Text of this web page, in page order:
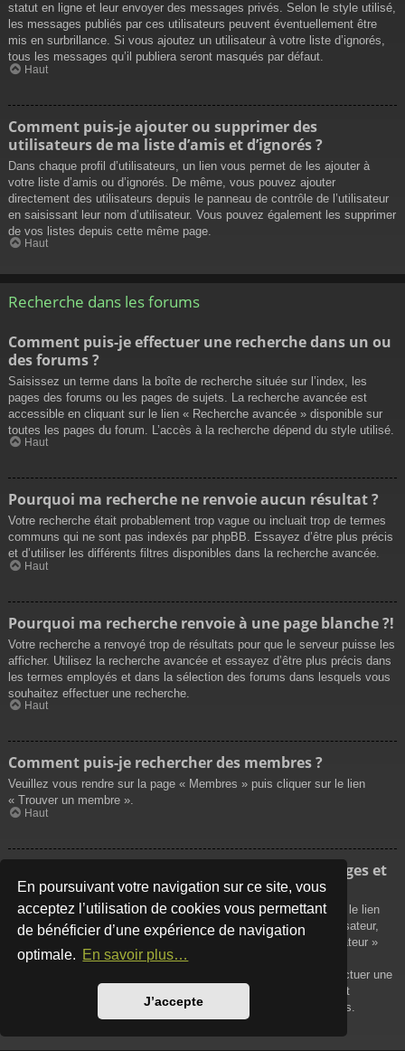
En poursuivant votre navigation sur ce site, vous
acceptez l’utilisation de cookies vous permettant
de bénéficier d’une expérience de navigation
optimale. En savoir plus…
J’accepte
statut en ligne et leur envoyer des messages privés. Selon le style utilisé,
les messages publiés par ces utilisateurs peuvent éventuellement être
mis en surbrillance. Si vous ajoutez un utilisateur à votre liste d’ignorés,
tous les messages qu’il publiera seront masqués par défaut.
Haut
Comment puis-je ajouter ou supprimer des
utilisateurs de ma liste d’amis et d’ignorés ?
Dans chaque profil d’utilisateurs, un lien vous permet de les ajouter à
votre liste d’amis ou d’ignorés. De même, vous pouvez ajouter
directement des utilisateurs depuis le panneau de contrôle de l’utilisateur
en saisissant leur nom d’utilisateur. Vous pouvez également les supprimer
de vos listes depuis cette même page.
Haut
Recherche dans les forums
Comment puis-je effectuer une recherche dans un ou
des forums ?
Saisissez un terme dans la boîte de recherche située sur l’index, les
pages des forums ou les pages de sujets. La recherche avancée est
accessible en cliquant sur le lien « Recherche avancée » disponible sur
toutes les pages du forum. L’accès à la recherche dépend du style utilisé.
Haut
Pourquoi ma recherche ne renvoie aucun résultat ?
Votre recherche était probablement trop vague ou incluait trop de termes
communs qui ne sont pas indexés par phpBB. Essayez d’être plus précis
et d’utiliser les différents filtres disponibles dans la recherche avancée.
Haut
Pourquoi ma recherche renvoie à une page blanche ?!
Votre recherche a renvoyé trop de résultats pour que le serveur puisse les
afficher. Utilisez la recherche avancée et essayez d’être plus précis dans
les termes employés et dans la sélection des forums dans lesquels vous
souhaitez effectuer une recherche.
Haut
Comment puis-je rechercher des membres ?
Veuillez vous rendre sur la page « Membres » puis cliquer sur le lien
« Trouver un membre ».
Haut
Comment puis-je retrouver mes propres messages et
sujets ?
Vos propres messages peuvent être affichés soit en cliquant sur le lien
« Afficher vos messages » dans le panneau de contrôle de l’utilisateur,
soit en cliquant sur le lien « Rechercher les messages de l’utilisateur »
sur la page de votre propre profil ou soit en cliquant sur le menu
« Raccourcis » situé sur la partie supérieure du forum. Pour effectuer une
recherche de vos propres sujets, utilisez la recherche avancée et
remplissez convenablement les options qui vous sont disponibles.